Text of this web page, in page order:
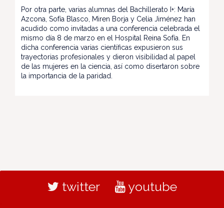
Por otra parte, varias alumnas del Bachillerato I+: María
Azcona, Sofía Blasco, Miren Borja y Celia Jiménez han
acudido como invitadas a una conferencia celebrada el
mismo día 8 de marzo en el Hospital Reina Sofía. En
dicha conferencia varias científicas expusieron sus
trayectorias profesionales y dieron visibilidad al papel
de las mujeres en la ciencia, así como disertaron sobre
la importancia de la paridad.
twitter youtube